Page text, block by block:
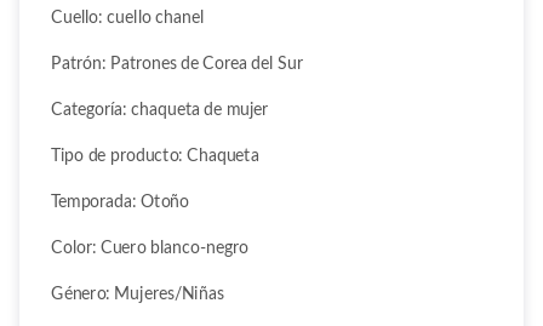
Cuello: cuello chanel
Patrón: Patrones de Corea del Sur
Categoría: chaqueta de mujer
Tipo de producto: Chaqueta
Temporada: Otoño
Color: Cuero blanco-negro
Género: Mujeres/Niñas